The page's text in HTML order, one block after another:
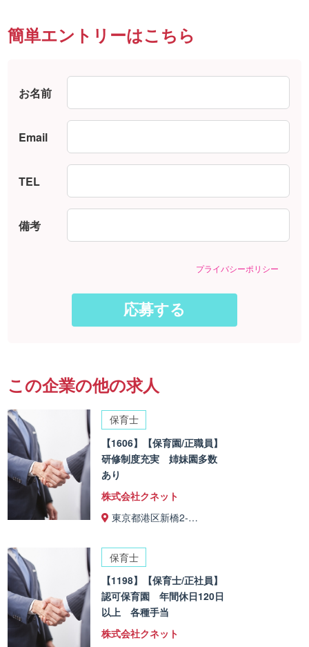
簡単エントリーはこちら
お名前
Email
TEL
備考
プライバシーポリシー
この企業の他の求人
保育士
【1606】【保育園/正職員】
研修制度充実 姉妹園多数
あり
株式会社クネット
東京都港区新橋2-…
保育士
【1198】【保育士/正社員】
認可保育園 年間休日120日
以上 各種手当
株式会社クネット